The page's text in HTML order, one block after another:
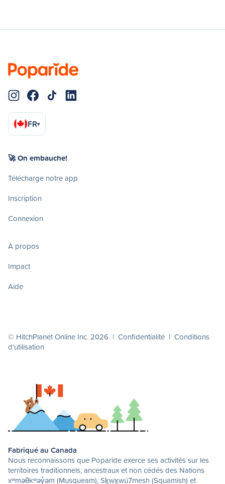
FR▾
🚀 On embauche!
Télécharge notre app
Inscription
Connexion
À propos
Impact
Aide
© HitchPlanet Online Inc. 2026 | Confidentialité | Conditions
d'utilisation
Fabriqué au Canada
Nous reconnaissons que Poparide exerce ses activités sur les
territoires traditionnels, ancestraux et non cédés des Nations
xʷməθkʷəy̓əm (Musqueam), Sḵwx̱wú7mesh (Squamish) et